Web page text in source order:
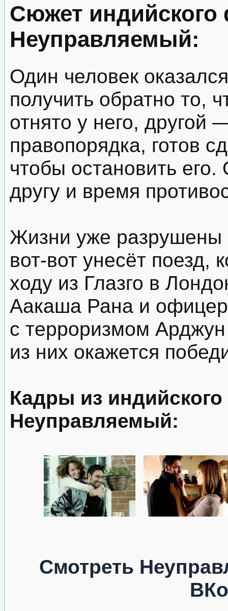
Сюжет
Неуправляемый:
Один человек
получить обратно то,
отнято у него, другой
правопорядка, готов
чтобы остановить его.
другу и время
Жизни уже
вот-вот унесёт поезд,
ходу из Глазго в
Аакаша Рана и
с терроризмом
из них окажется
Кадры из
Неуправляемый:
Смотреть